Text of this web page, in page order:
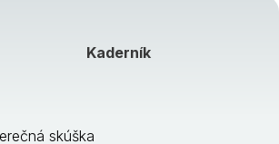
Kaderník
skúška